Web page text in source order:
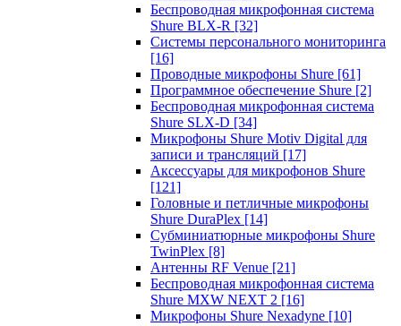
Беспроводная микрофонная система
Shure BLX-R [32]
Системы персонального мониторинга
[16]
Проводные микрофоны Shure [61]
Программное обеспечение Shure [2]
Беспроводная микрофонная система
Shure SLX-D [34]
Микрофоны Shure Motiv Digital для
записи и трансляций [17]
Аксессуары для микрофонов Shure
[121]
Головные и петличные микрофоны
Shure DuraPlex [14]
Субминиатюрные микрофоны Shure
TwinPlex [8]
Антенны RF Venue [21]
Беспроводная микрофонная система
Shure MXW NEXT 2 [16]
Микрофоны Shure Nexadyne [10]